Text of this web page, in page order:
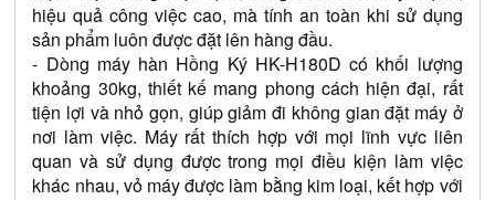
hiệu quả công việc cao, mà tính an toàn khi sử dụng
sản phẩm luôn được đặt lên hàng đầu.
- Dòng máy hàn Hồng Ký HK-H180D có khối lượng
khoảng 30kg, thiết kế mang phong cách hiện đại, rất
tiện lợi và nhỏ gọn, giúp giảm đi không gian đặt máy ở
nơi làm việc. Máy rất thích hợp với mọi lĩnh vực liên
quan và sử dụng được trong mọi điều kiện làm việc
khác nhau, vỏ máy được làm bằng kim loại, kết hợp với